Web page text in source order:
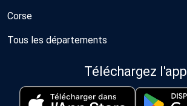
Corse
Tous les départements
Téléchargez l'app